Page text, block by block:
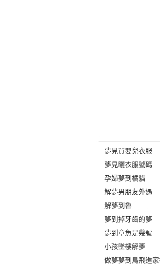
夢見買嬰兒衣服
夢見曬衣服號碼
孕婦夢到橘貓
解夢男朋友外遇
解夢到魯
夢到掉牙齒的夢
夢到章魚是幾號
小孩墜樓解夢
做夢夢到鳥飛進家